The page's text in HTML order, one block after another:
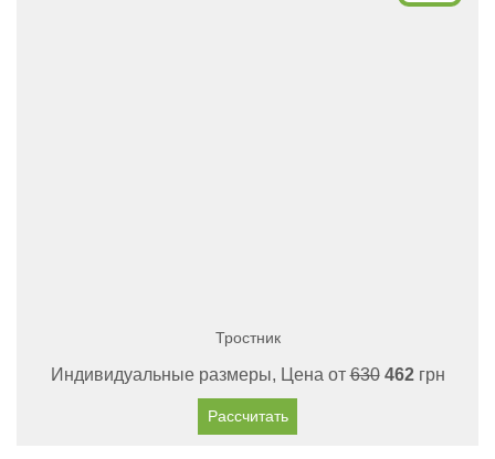
Тростник
Индивидуальные размеры, Цена от630 462грн
Рассчитать